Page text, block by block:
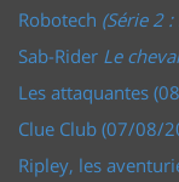
Robotech (Série 2
Sab-Rider Le
Les attaquantes
Clue Club (07/08/
Ripley, les